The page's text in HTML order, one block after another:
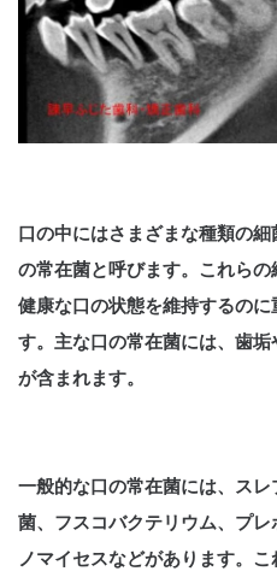
口の中にはさまざまな種類の
の常在菌と呼びます。これらの
健康な口の状態を維持するの
す。主な口の常在菌には、歯
が含まれます。
一般的な口の常在菌には、ス
菌、フスコバクテリウム、プ
ノマイセスなどがあります。